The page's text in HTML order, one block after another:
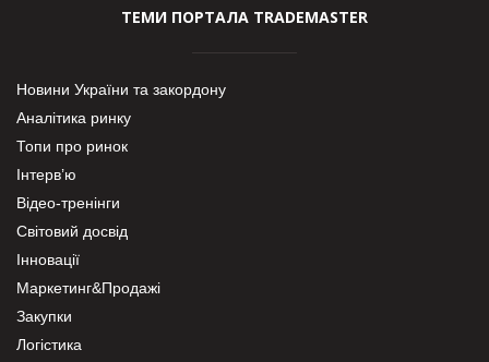
ТЕМИ ПОРТАЛА TRADEMASTER
Новини України та закордону
Аналітика ринку
Топи про ринок
Інтерв’ю
Відео-тренінги
Світовий досвід
Інновації
Маркетинг&Продажі
Закупки
Логістика